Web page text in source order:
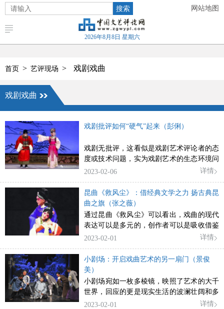
搜索 网站地图
2026年8月8日 星期六
首页 > 艺评现场 > 戏剧戏曲
戏剧戏曲
戏剧批评如何“硬气”起来（彭俐）
戏剧无批评，这看似是戏剧艺术评论者的态
度或技术问题，实为戏剧艺术的生态环境问
题。
2023-02-06 详情
昆曲《救风尘》：借经典文学之力 扬古典昆
曲之旗（张之薇）
通过昆曲《救风尘》可以看出，戏曲的现代
表达可以是多元的，创作者可以是吸收借鉴
其他兄弟艺术的表现手段，融入新的舞台观
2023-02-01 详情
小剧场：开启戏曲艺术的另一扇门（景俊
美）
小剧场宛如一枚多棱镜，映照了艺术的大千
世界，回应的更是现实生活的波澜壮阔和多
姿多彩，这是戏剧应有的表现，也是“戏如
2023-02-01 详情